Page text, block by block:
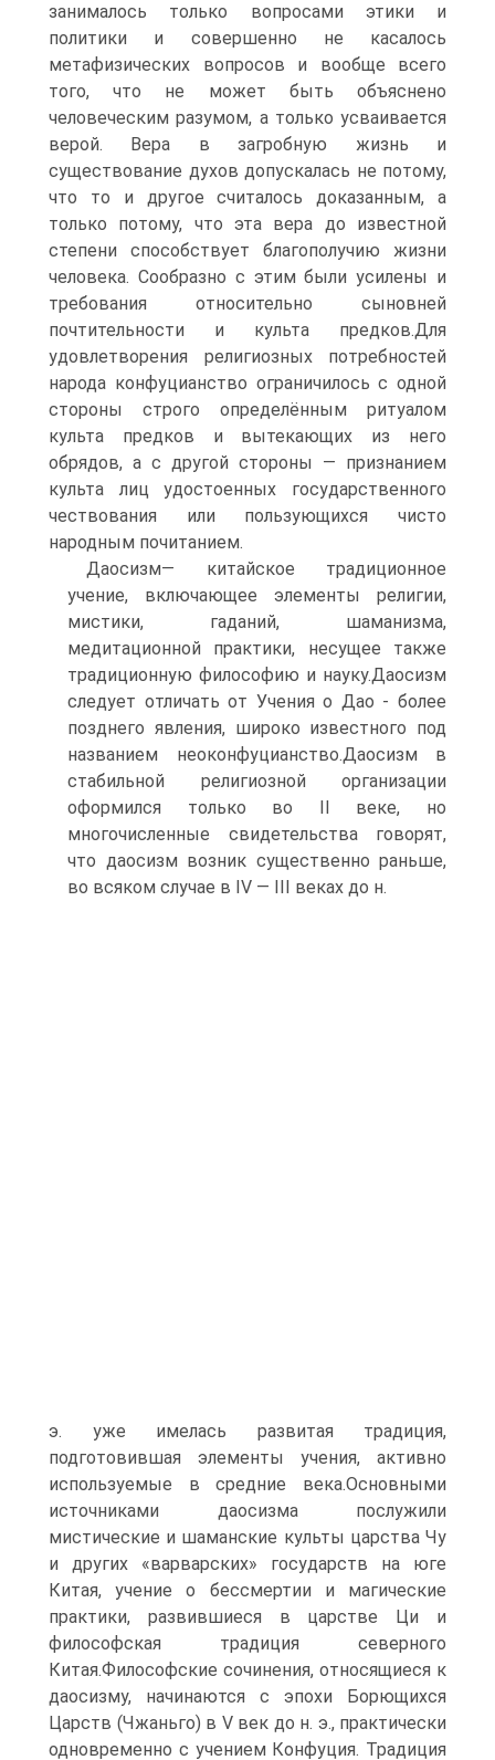
занималось только вопросами этики и
политики и совершенно не касалось
метафизических вопросов и вообще всего
того, что не может быть объяснено
человеческим разумом, а только усваивается
верой. Вера в загробную жизнь и
существование духов допускалась не потому,
что то и другое считалось доказанным, а
только потому, что эта вера до известной
степени способствует благополучию жизни
человека. Сообразно с этим были усилены и
требования относительно сыновней
почтительности и культа предков.Для
удовлетворения религиозных потребностей
народа конфуцианство ограничилось с одной
стороны строго определённым ритуалом
культа предков и вытекающих из него
обрядов, a с другой стороны — признанием
культа лиц удостоенных государственного
чествования или пользующихся чисто
народным почитанием.
Даосизм— китайское традиционное
учение, включающее элементы религии,
мистики, гаданий, шаманизма,
медитационной практики, несущее также
традиционную философию и науку.Даосизм
следует отличать от Учения о Дао - более
позднего явления, широко известного под
названием неоконфуцианство.Даосизм в
стабильной религиозной организации
оформился только во II веке, но
многочисленные свидетельства говорят,
что даосизм возник существенно раньше,
во всяком случае в IV — III веках до н.
э. уже имелась развитая традиция,
подготовившая элементы учения, активно
используемые в средние века.Основными
источниками даосизма послужили
мистические и шаманские культы царства Чу
и других «варварских» государств на юге
Китая, учение о бессмертии и магические
практики, развившиеся в царстве Ци и
философская традиция северного
Китая.Философские сочинения, относящиеся к
даосизму, начинаются с эпохи Борющихся
Царств (Чжаньго) в V век до н. э., практически
одновременно с учением Конфуция. Традиция